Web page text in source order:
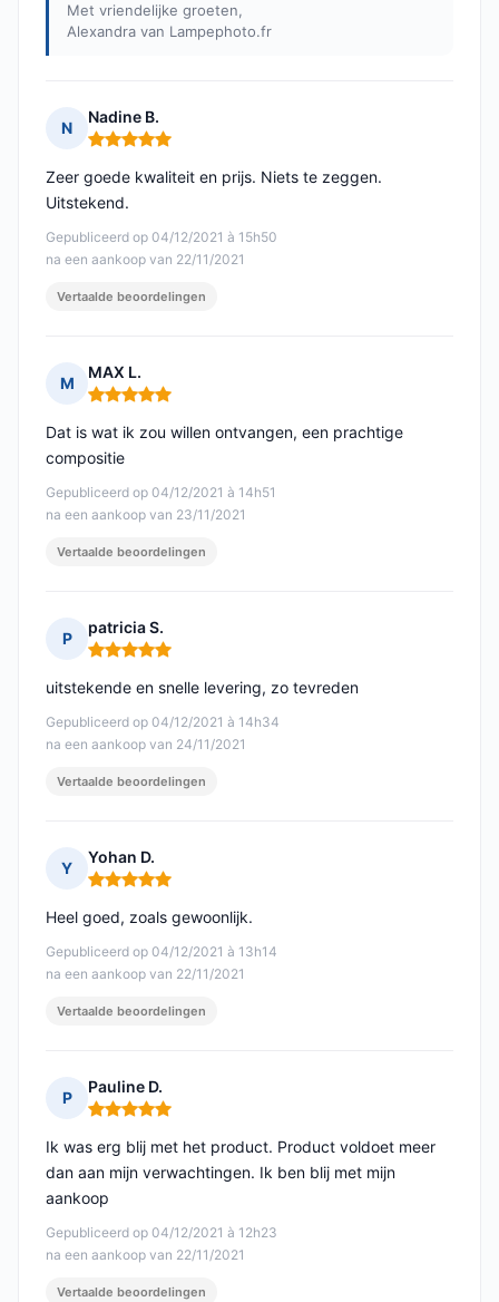
Met vriendelijke groeten,
Alexandra van Lampephoto.fr
N
Nadine B.
Opmerking: 5 van 5
Gepubliceerd op 04/12/2021 à 15h50
na een aankoop van 22/11/2021
Zeer goede kwaliteit en prijs. Niets te zeggen.
Uitstekend.
Vertaalde beoordelingen
M
MAX L.
Opmerking: 5 van 5
Gepubliceerd op 04/12/2021 à 14h51
na een aankoop van 23/11/2021
Dat is wat ik zou willen ontvangen, een prachtige
compositie
Vertaalde beoordelingen
P
patricia S.
Opmerking: 5 van 5
Gepubliceerd op 04/12/2021 à 14h34
na een aankoop van 24/11/2021
uitstekende en snelle levering, zo tevreden
Vertaalde beoordelingen
Y
Yohan D.
Opmerking: 5 van 5
Gepubliceerd op 04/12/2021 à 13h14
na een aankoop van 22/11/2021
Heel goed, zoals gewoonlijk.
Vertaalde beoordelingen
P
Pauline D.
Opmerking: 5 van 5
Gepubliceerd op 04/12/2021 à 12h23
na een aankoop van 22/11/2021
Ik was erg blij met het product. Product voldoet meer
dan aan mijn verwachtingen. Ik ben blij met mijn
aankoop
Vertaalde beoordelingen